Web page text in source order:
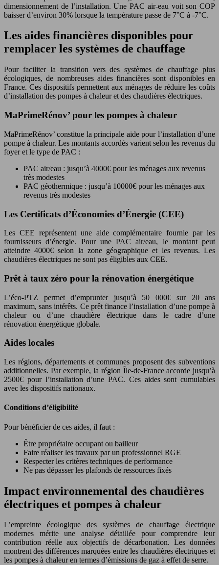
dimensionnement de l’installation. Une PAC air-eau voit son COP
baisser d’environ 30% lorsque la température passe de 7°C à -7°C.
Les aides financières disponibles pour
remplacer les systèmes de chauffage
Pour faciliter la transition vers des systèmes de chauffage plus
écologiques, de nombreuses aides financières sont disponibles en
France. Ces dispositifs permettent aux ménages de réduire les coûts
d’installation des pompes à chaleur et des chaudières électriques.
MaPrimeRénov’ pour les pompes à chaleur
MaPrimeRénov’ constitue la principale aide pour l’installation d’une
pompe à chaleur. Les montants accordés varient selon les revenus du
foyer et le type de PAC :
PAC air/eau : jusqu’à 4000€ pour les ménages aux revenus
très modestes
PAC géothermique : jusqu’à 10000€ pour les ménages aux
revenus très modestes
Les Certificats d’Économies d’Énergie (CEE)
Les CEE représentent une aide complémentaire fournie par les
fournisseurs d’énergie. Pour une PAC air/eau, le montant peut
atteindre 4000€ selon la zone géographique et les revenus. Les
chaudières électriques ne sont pas éligibles aux CEE.
Prêt à taux zéro pour la rénovation énergétique
L’éco-PTZ permet d’emprunter jusqu’à 50 000€ sur 20 ans
maximum, sans intérêts. Ce prêt finance l’installation d’une pompe à
chaleur ou d’une chaudière électrique dans le cadre d’une
rénovation énergétique globale.
Aides locales
Les régions, départements et communes proposent des subventions
additionnelles. Par exemple, la région Île-de-France accorde jusqu’à
2500€ pour l’installation d’une PAC. Ces aides sont cumulables
avec les dispositifs nationaux.
Conditions d’éligibilité
Pour bénéficier de ces aides, il faut :
Être propriétaire occupant ou bailleur
Faire réaliser les travaux par un professionnel RGE
Respecter les critères techniques de performance
Ne pas dépasser les plafonds de ressources fixés
Impact environnemental des chaudières
électriques et pompes à chaleur
L’empreinte écologique des systèmes de chauffage électrique
modernes mérite une analyse détaillée pour comprendre leur
contribution réelle aux objectifs de décarbonation. Les données
montrent des différences marquées entre les chaudières électriques et
les pompes à chaleur en termes d’émissions de gaz à effet de serre.